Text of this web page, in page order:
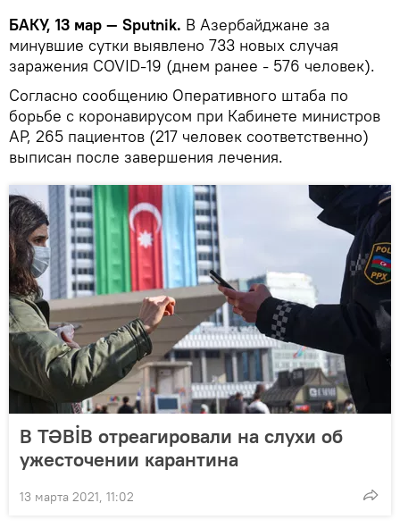
БАКУ, 13 мар — Sputnik. В Азербайджане за
минувшие сутки выявлено 733 новых случая
заражения COVID-19 (днем ранее - 576 человек).
Согласно сообщению Оперативного штаба по
борьбе с коронавирусом при Кабинете министров
АР, 265 пациентов (217 человек соответственно)
выписан после завершения лечения.
В TƏBİB отреагировали на слухи об
ужесточении карантина
13 марта 2021, 11:02